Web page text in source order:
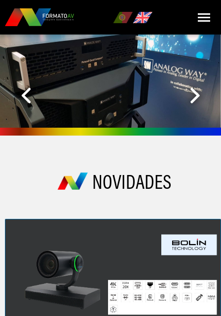
HOME
QUEM SOMOS
MARCAS
PRODUTOS
NOTÍCIAS
Anterior
NOVIDADES